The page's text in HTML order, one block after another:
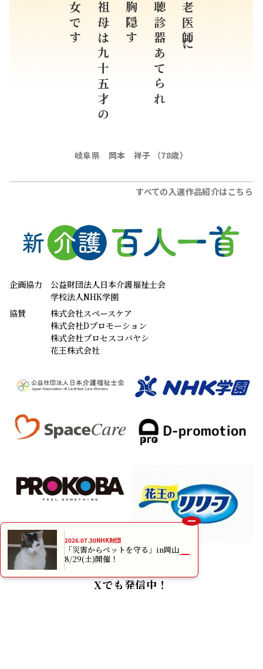
老医師に
聴診器あてられ
胸隠す
祖母は九十五才の
女です
岐阜県 岡本 祥子 （78歳）
すべての入選作品紹介はこちら
企画協力
公益財団法人日本介護福祉士会
学校法人NHK学園
協賛
株式会社スペースケア
株式会社Dプロモーション
株式会社プロセスコバヤシ
花王株式会社
Xでも発信中！
2026.07.30NHK財団
「災害からペットを守る」in岡山
8/29(土)開催！